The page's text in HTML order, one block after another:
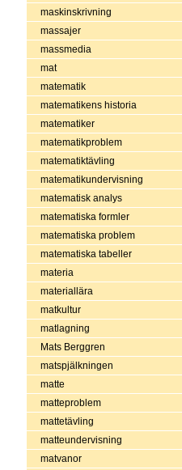
maskinskrivning
massajer
massmedia
mat
matematik
matematikens historia
matematiker
matematikproblem
matematiktävling
matematikundervisning
matematisk analys
matematiska formler
matematiska problem
matematiska tabeller
materia
materiallära
matkultur
matlagning
Mats Berggren
matspjälkningen
matte
matteproblem
mattetävling
matteundervisning
matvanor